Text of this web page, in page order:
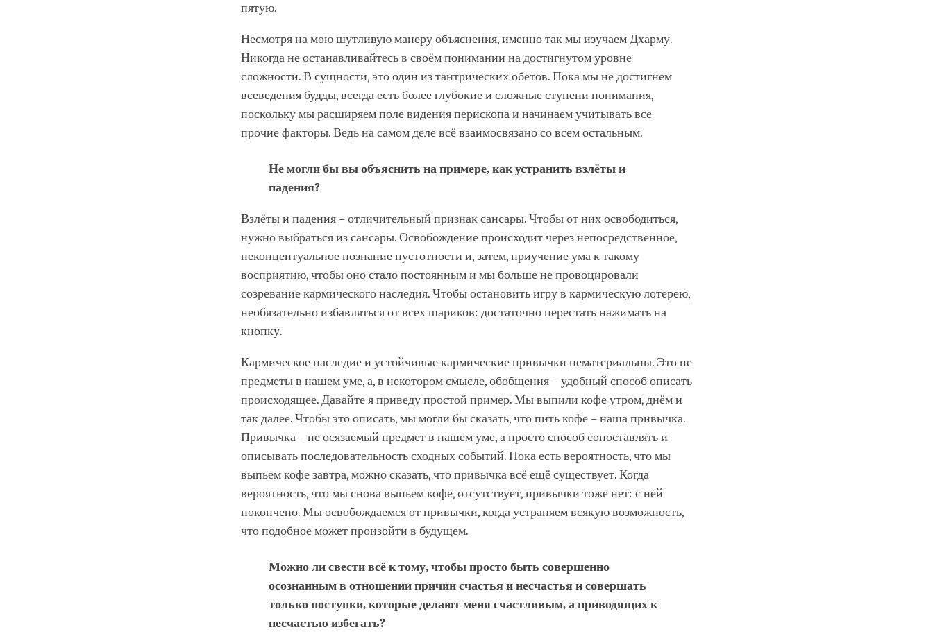
пятую.
Несмотря на мою шутливую манеру объяснения, именно так мы изучаем Дхарму.
Никогда не останавливайтесь в своём понимании на достигнутом уровне
сложности. В сущности, это один из тантрических обетов. Пока мы не достигнем
всеведения будды, всегда есть более глубокие и сложные ступени понимания,
поскольку мы расширяем поле видения перископа и начинаем учитывать все
прочие факторы. Ведь на самом деле всё взаимосвязано со всем остальным.
Не могли бы вы объяснить на примере, как устранить взлёты и
падения?
Взлёты и падения – отличительный признак сансары. Чтобы от них освободиться,
нужно выбраться из сансары. Освобождение происходит через непосредственное,
неконцептуальное познание пустотности и, затем, приучение ума к такому
восприятию, чтобы оно стало постоянным и мы больше не провоцировали
созревание кармического наследия. Чтобы остановить игру в кармическую лотерею,
необязательно избавляться от всех шариков: достаточно перестать нажимать на
кнопку.
Кармическое наследие и устойчивые кармические привычки нематериальны. Это не
предметы в нашем уме, а, в некотором смысле, обобщения – удобный способ описать
происходящее. Давайте я приведу простой пример. Мы выпили кофе утром, днём и
так далее. Чтобы это описать, мы могли бы сказать, что пить кофе – наша привычка.
Привычка – не осязаемый предмет в нашем уме, а просто способ сопоставлять и
описывать последовательность сходных событий. Пока есть вероятность, что мы
выпьем кофе завтра, можно сказать, что привычка всё ещё существует. Когда
вероятность, что мы снова выпьем кофе, отсутствует, привычки тоже нет: с ней
покончено. Мы освобождаемся от привычки, когда устраняем всякую возможность,
что подобное может произойти в будущем.
Можно ли свести всё к тому, чтобы просто быть совершенно
осознанным в отношении причин счастья и несчастья и совершать
только поступки, которые делают меня счастливым, а приводящих к
несчастью избегать?